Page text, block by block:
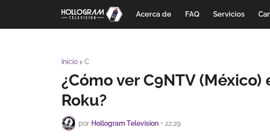
Acerca de FAQ Servicios
Inicio C
¿Cómo ver C9NTV
Roku?
por Hollogram Television • 22:29